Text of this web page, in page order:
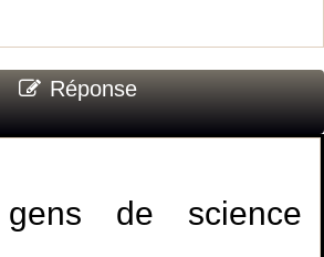
Réponse
de science